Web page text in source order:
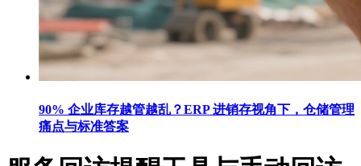
90% 企业库存越管越乱？ERP 进销存视角下，仓储管理
痛点与标准答案